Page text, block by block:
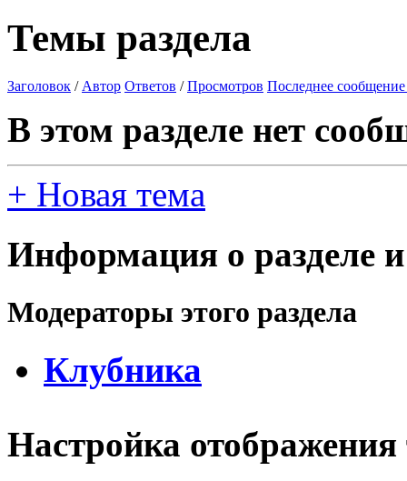
Темы раздела
Заголовок / Автор Ответов /Просмотров Последнее сообщение
В этом разделе нет
+ Новая тема
Информация о разделе
Модераторы этого раздела
Клубника
Настройка отображения